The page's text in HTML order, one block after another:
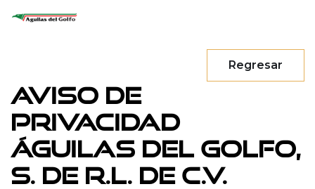
Regresar
AVISO DE
PRIVACIDAD
ÁGUILAS DEL GOLFO,
S. DE R.L. DE C.V.